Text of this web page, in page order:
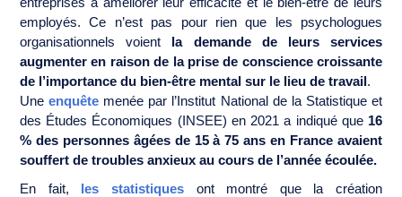
employés. Ce n’est pas pour rien que les psychologues
organisationnels voient la demande de leurs services
augmenter en raison de la prise de conscience croissante
de l’importance du bien-être mental sur le lieu de travail.
Une enquête menée par l’Institut National de la Statistique et
des Études Économiques (INSEE) en 2021 a indiqué que16
% des personnes âgées de 15 à 75 ans en France avaient
souffert de troubles anxieux au cours de l’année écoulée.
En fait, les statistiquesont montré que la création